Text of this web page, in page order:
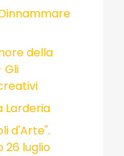
della
Gli
Larderia
d'Arte".
luglio